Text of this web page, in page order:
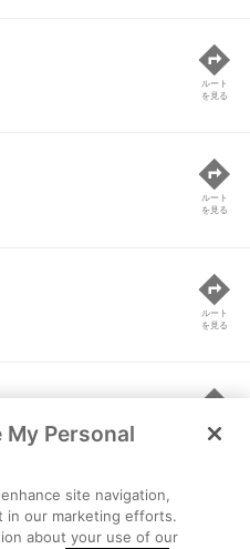
ルート
を見る
ルート
を見る
ルート
を見る
ルート
を見る
My Personal
site navigation,
in our marketing efforts.
about your use of our